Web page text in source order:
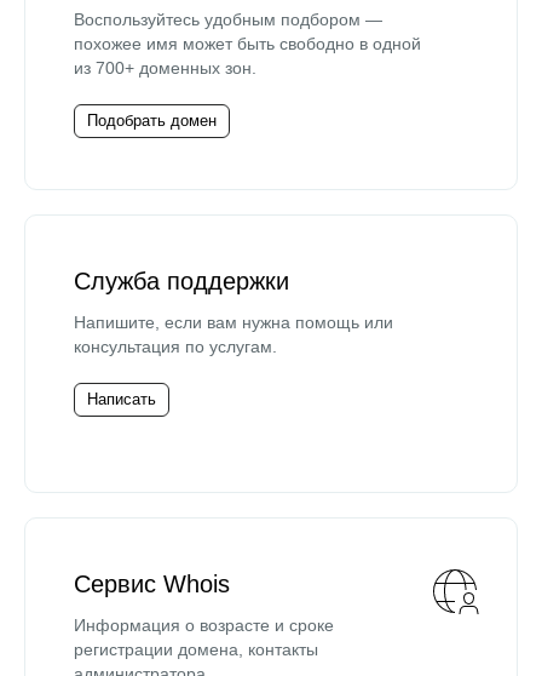
Воспользуйтесь удобным подбором —
похожее имя может быть свободно в одной
из 700+ доменных зон.
Подобрать домен
Служба поддержки
Напишите, если вам нужна помощь или
консультация по услугам.
Написать
Сервис Whois
Информация о возрасте и сроке
регистрации домена, контакты